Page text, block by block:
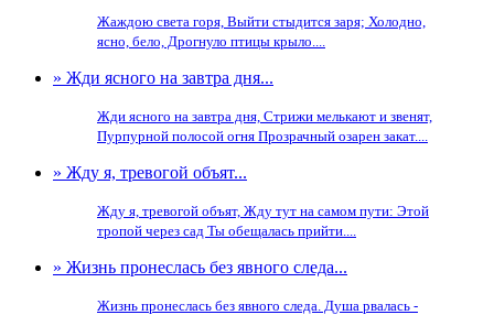
Жаждою света горя, Выйти стыдится заря; Холодно,
ясно, бело, Дрогнуло птицы крыло....
» Жди ясного на завтра дня...
Жди ясного на завтра дня, Стрижи мелькают и звенят,
Пурпурной полосой огня Прозрачный озарен закат....
» Жду я, тревогой объят...
Жду я, тревогой объят, Жду тут на самом пути: Этой
тропой через сад Ты обещалась прийти....
» Жизнь пронеслась без явного следа...
Жизнь пронеслась без явного следа. Душа рвалась -